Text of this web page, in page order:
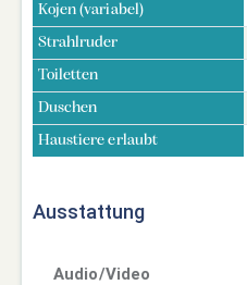
Kojen (variabel)
Strahlruder
Toiletten
Duschen
Haustiere erlaubt
Ausstattung
Audio/Video